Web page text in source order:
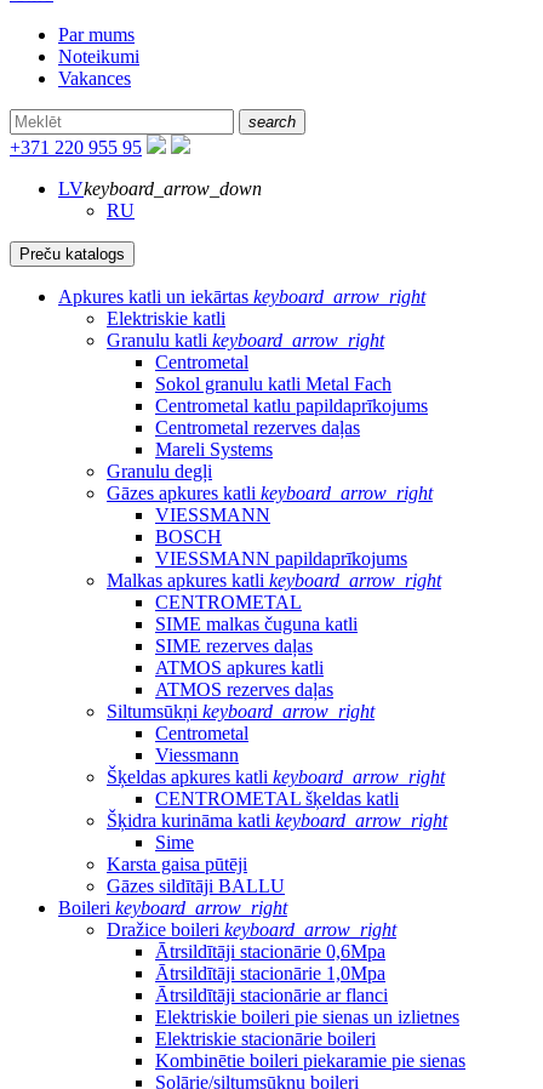
Par mums
Noteikumi
Vakances
search
+371 220 955 95
LVkeyboard_arrow_down
RU
Preču katalogs
Apkures katli un iekārtas keyboard_arrow_right
Elektriskie katli
Granulu katli keyboard_arrow_right
Centrometal
Sokol granulu katli Metal Fach
Centrometal katlu papildaprīkojums
Centrometal rezerves daļas
Mareli Systems
Granulu degļi
Gāzes apkures katli keyboard_arrow_right
VIESSMANN
BOSCH
VIESSMANN papildaprīkojums
Malkas apkures katli keyboard_arrow_right
CENTROMETAL
SIME malkas čuguna katli
SIME rezerves daļas
ATMOS apkures katli
ATMOS rezerves daļas
Siltumsūkņi keyboard_arrow_right
Centrometal
Viessmann
Šķeldas apkures katli keyboard_arrow_right
CENTROMETAL šķeldas katli
Šķidra kurināma katli keyboard_arrow_right
Sime
Karsta gaisa pūtēji
Gāzes sildītāji BALLU
Boileri keyboard_arrow_right
Dražice boileri keyboard_arrow_right
Ātrsildītāji stacionārie 0,6Mpa
Ātrsildītāji stacionārie 1,0Mpa
Ātrsildītāji stacionārie ar flanci
Elektriskie boileri pie sienas un izlietnes
Elektriskie stacionārie boileri
Kombinētie boileri piekaramie pie sienas
Solārie/siltumsūkņu boileri